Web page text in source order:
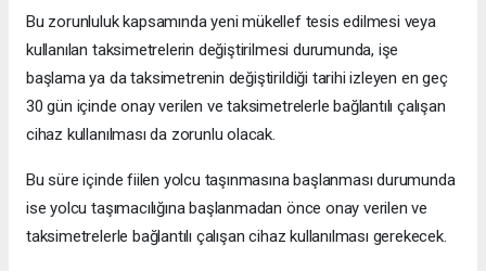
Bu zorunluluk kapsamında yeni mükellef tesis edilmesi veya
kullanılan taksimetrelerin değiştirilmesi durumunda, işe
başlama ya da taksimetrenin değiştirildiği tarihi izleyen en geç
30 gün içinde onay verilen ve taksimetrelerle bağlantılı çalışan
cihaz kullanılması da zorunlu olacak.
Bu süre içinde fiilen yolcu taşınmasına başlanması durumunda
ise yolcu taşımacılığına başlanmadan önce onay verilen ve
taksimetrelerle bağlantılı çalışan cihaz kullanılması gerekecek.